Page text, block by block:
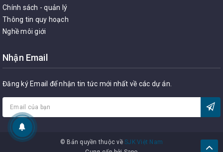
Chính sách - quản lý
Thông tin quy hoạch
Nghề môi giới
Nhận Email
Đăng ký Email để nhận tin tức mới nhất về các dự án.
© Bản quyền thuộc vềSJK Việt Nam